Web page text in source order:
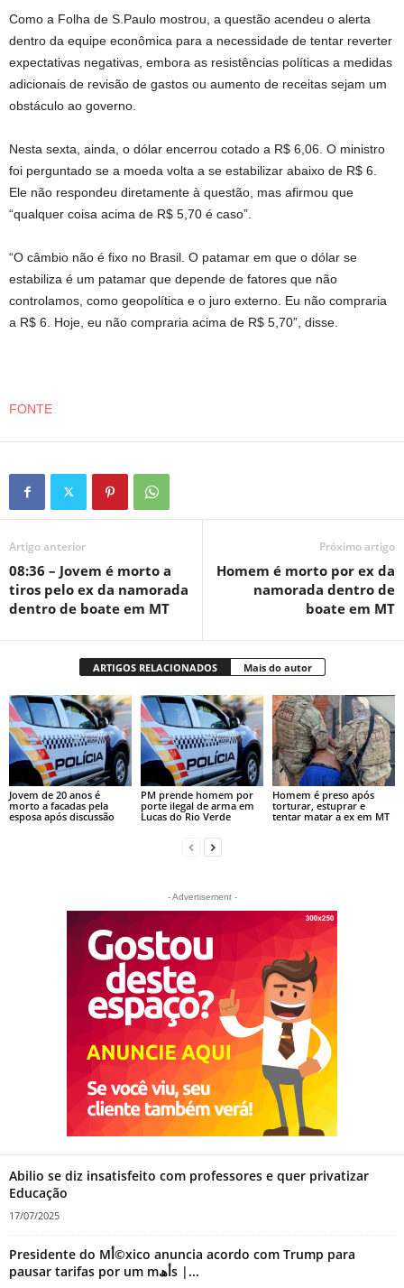
Como a Folha de S.Paulo mostrou, a questão acendeu o alerta
dentro da equipe econômica para a necessidade de tentar reverter
expectativas negativas, embora as resistências políticas a medidas
adicionais de revisão de gastos ou aumento de receitas sejam um
obstáculo ao governo.
Nesta sexta, ainda, o dólar encerrou cotado a R$ 6,06. O ministro
foi perguntado se a moeda volta a se estabilizar abaixo de R$ 6.
Ele não respondeu diretamente à questão, mas afirmou que
“qualquer coisa acima de R$ 5,70 é caso”.
“O câmbio não é fixo no Brasil. O patamar em que o dólar se
estabiliza é um patamar que depende de fatores que não
controlamos, como geopolítica e o juro externo. Eu não compraria
a R$ 6. Hoje, eu não compraria acima de R$ 5,70”, disse.
FONTE
Artigo anterior
08:36 – Jovem é morto a
tiros pelo ex da namorada
dentro de boate em MT
Próximo artigo
Homem é morto por ex da
namorada dentro de
boate em MT
ARTIGOS RELACIONADOS Mais do autor
Jovem de 20 anos é
morto a facadas pela
esposa após discussão
PM prende homem por
porte ilegal de arma em
Lucas do Rio Verde
Homem é preso após
torturar, estuprar e
tentar matar a ex em MT
- Advertisement -
Abilio se diz insatisfeito com professores e quer privatizar
Educação
17/07/2025
Presidente do Mأ©xico anuncia acordo com Trump para
pausar tarifas por um mأھs |...